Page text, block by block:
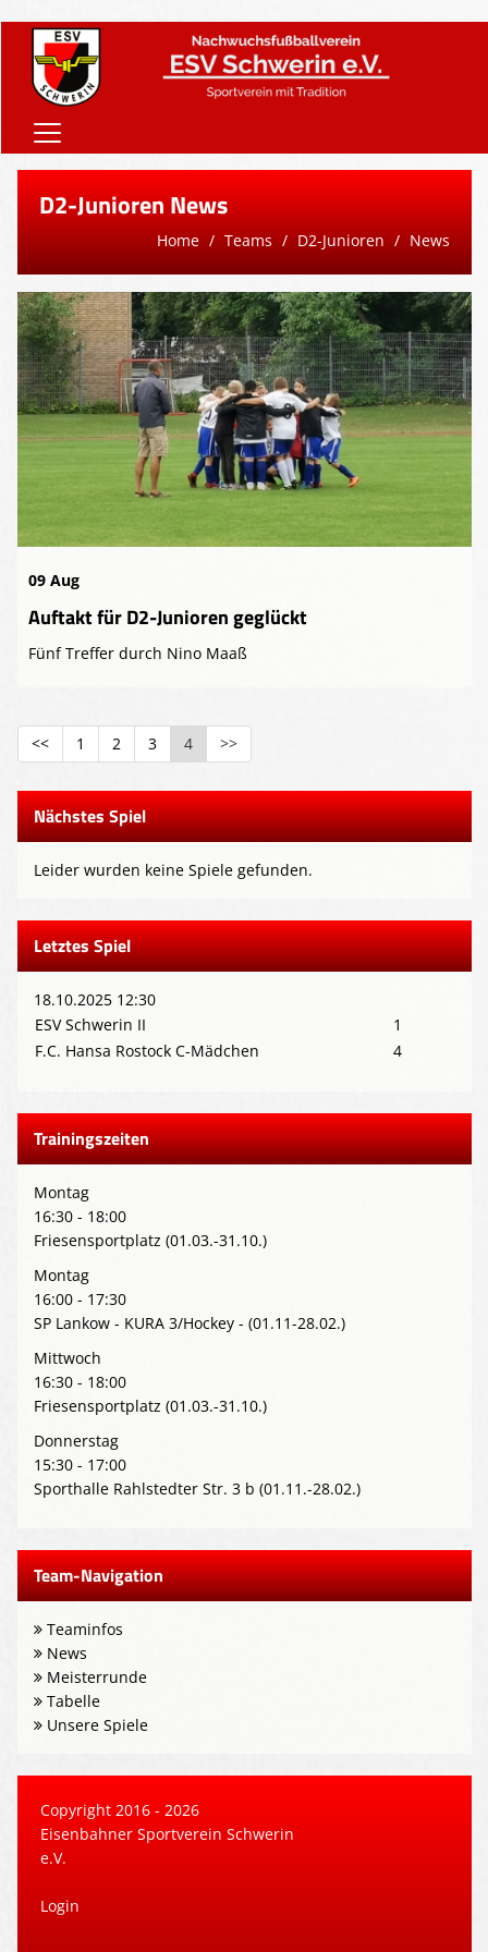
Home
Onlineshop
Vereinsnews
Verein
Teams
Sponsoren
Downloads
Presse-Archiv
Anmeldung
D2-Junioren News
Home Teams D2-Junioren News
09 Aug
Auftakt für D2-Junioren geglückt
Fünf Treffer durch Nino Maaß
<< 1 2 3 4 >>
Nächstes Spiel
Leider wurden keine Spiele gefunden.
Letztes Spiel
18.10.2025 12:30
ESV Schwerin II
1
F.C. Hansa Rostock C-Mädchen
4
Trainingszeiten
Montag
16:30 - 18:00
Friesensportplatz (01.03.-31.10.)
Montag
16:00 - 17:30
SP Lankow - KURA 3/Hockey - (01.11-28.02.)
Mittwoch
16:30 - 18:00
Friesensportplatz (01.03.-31.10.)
Donnerstag
15:30 - 17:00
Sporthalle Rahlstedter Str. 3 b (01.11.-28.02.)
Team-Navigation
Teaminfos
News
Meisterrunde
Tabelle
Unsere Spiele
Copyright 2016 - 2026
Eisenbahner Sportverein Schwerin
e.V.
Login